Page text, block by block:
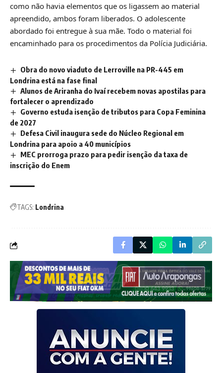
como não havia elementos que os ligassem ao material
apreendido, ambos foram liberados. O adolescente
abordado foi entregue à sua mãe. Todo o material foi
encaminhado para os procedimentos da Polícia Judiciária.
Obra do novo viaduto de Lerroville na PR-445 em
Londrina está na fase final
Alunos de Ariranha do Ivaí recebem novas apostilas para
fortalecer o aprendizado
Governo estuda isenção de tributos para Copa Feminina
de 2027
Defesa Civil inaugura sede do Núcleo Regional em
Londrina para apoio a 40 municípios
MEC prorroga prazo para pedir isenção da taxa de
inscrição do Enem
TAGS: Londrina